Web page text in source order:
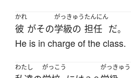
かれ
彼 がその
がっきゅう
学級の
たんにん
担任 だ。
He is in charge of the class.
わたし
がっこう がっきゅう